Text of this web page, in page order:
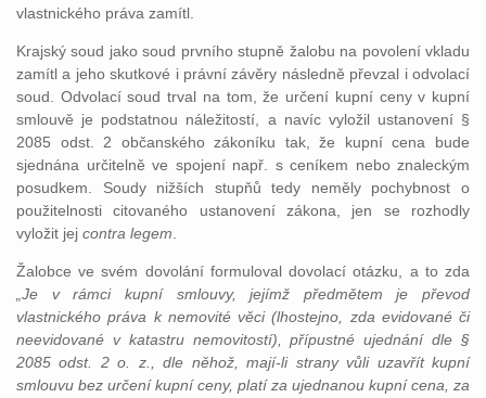
vlastnického práva zamítl.
Krajský soud jako soud prvního stupně žalobu na povolení vkladu
zamítl a jeho skutkové i právní závěry následně převzal i odvolací
soud. Odvolací soud trval na tom, že určení kupní ceny v kupní
smlouvě je podstatnou náležitostí, a navíc vyložil ustanovení §
2085 odst. 2 občanského zákoníku tak, že kupní cena bude
sjednána určitelně ve spojení např. s ceníkem nebo znaleckým
posudkem. Soudy nižších stupňů tedy neměly pochybnost o
použitelnosti citovaného ustanovení zákona, jen se rozhodly
vyložit jej contra legem
Žalobce ve svém dovolání formuloval dovolací otázku, a to zda
„Je v rámci kupní smlouvy, jejímž předmětem je převod
vlastnického práva k nemovité věci (lhostejno, zda evidované či
neevidované v katastru nemovitostí), přípustné ujednání dle §
2085 odst. 2 o. z., dle něhož, mají-li strany vůli uzavřít kupní
smlouvu bez určení kupní ceny, platí za ujednanou kupní cena, za